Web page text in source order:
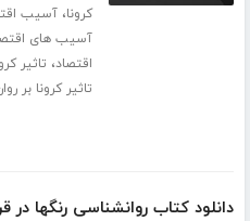
کرونا،آسیب
آسیب های
اقتصاد، تاثیر
تاثیر کرونا بر
دانلود کتاب روانشناسی رنگها در